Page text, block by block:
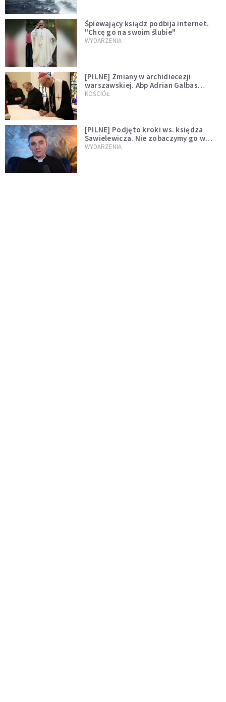
Śpiewający ksiądz podbija internet.
"Chcę go na swoim ślubie"
WYDARZENIA
[PILNE] Zmiany w archidiecezji
warszawskiej. Abp Adrian Galbas
wręczył dekrety nowym proboszczom
KOŚCIÓŁ
[PILNE] Podjęto kroki ws. księdza
Sawielewicza. Nie zobaczymy go w
mediach
WYDARZENIA